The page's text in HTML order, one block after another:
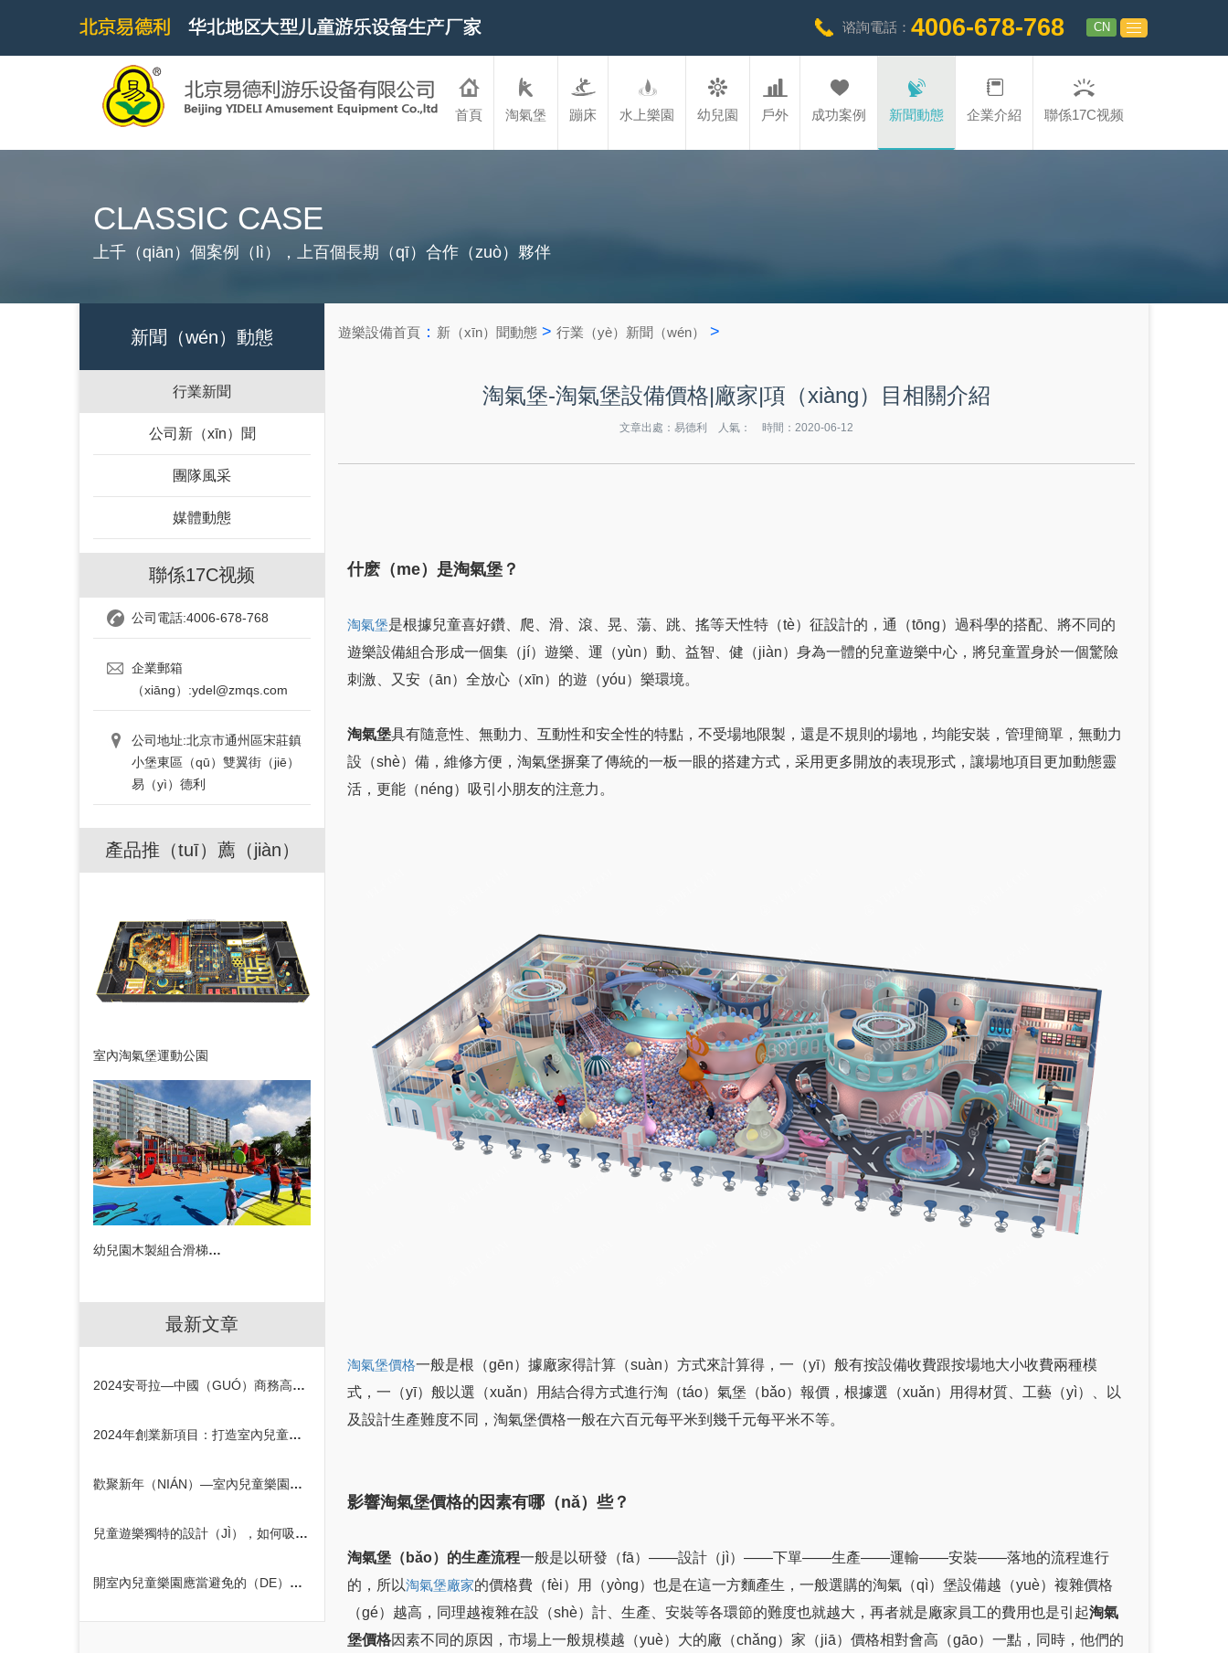
谘詢電話： 4006-678-768 CN
首頁 淘氣堡 蹦床 水上樂園 幼兒園 戶外 成功案例 新聞動態 企業介紹 聯係17C视频
CLASSIC CASE
上千（qiān）個案例（lì），上百個長期（qī）合作（zuò）夥伴
新聞（wén）動態
行業新聞
公司新（xīn）聞
團隊風采
媒體動態
聯係17C视频
公司電話:4006-678-768
企業郵箱
（xiāng）:ydel@zmqs.com
公司地址:北京市通州區宋莊鎮
小堡東區（qū）雙翼街（jiē）
易（yì）德利
產品推（tuī）薦（jiàn）
室內淘氣堡運動公園
幼兒園木製組合滑梯設（SHÈ）備
最新文章
2024安哥拉—中國（GUÓ）商務高（GĀO）峰論（LÙN）壇在京（JĪNG）召開
2024年創業新項目：打造室內兒童樂園的契機
歡聚新年（NIÁN）—室內兒童樂園元旦活動策劃（HUÁ）方案
兒童遊樂獨特的設計（JÌ），如何吸引孩子的（DE）注意力
開室內兒童樂園應當避免的（DE）誤區
遊樂設備首頁 ： 新（xīn）聞動態 > 行業（yè）新聞（wén） >
淘氣堡-淘氣堡設備價格|廠家|項（xiàng）目相關介紹
文章出處：易德利 人氣： 時間：2020-06-12
什麽（me）是淘氣堡？
淘氣堡是根據兒童喜好鑽、爬、滑、滾、晃、蕩、跳、搖等天性特（tè）征設計的，通（tōng）過科學的搭配、將不同的
遊樂設備組合形成一個集（jí）遊樂、運（yùn）動、益智、健（jiàn）身為一體的兒童遊樂中心，將兒童置身於一個驚險
刺激、又安（ān）全放心（xīn）的遊（yóu）樂環境。
淘氣堡具有隨意性、無動力、互動性和安全性的特點，不受場地限製，還是不規則的場地，均能安裝，管理簡單，無動力
設（shè）備，維修方便，淘氣堡摒棄了傳統的一板一眼的搭建方式，采用更多開放的表現形式，讓場地項目更加動態靈
活，更能（néng）吸引小朋友的注意力。
淘氣堡價格一般是根（gēn）據廠家得計算（suàn）方式來計算得，一（yī）般有按設備收費跟按場地大小收費兩種模
式，一（yī）般以選（xuǎn）用結合得方式進行淘（táo）氣堡（bǎo）報價，根據選（xuǎn）用得材質、工藝（yì）、以
及設計生產難度不同，淘氣堡價格一般在六百元每平米到幾千元每平米不等。
影響淘氣堡價格的因素有哪（nǎ）些？
淘氣堡（bǎo）的生產流程一般是以研發（fā）——設計（jì）——下單——生產——運輸——安裝——落地的流程進行
的，所以淘氣堡廠家的價格費（fèi）用（yòng）也是在這一方麵產生，一般選購的淘氣（qì）堡設備越（yuè）複雜價格
（gé）越高，同理越複雜在設（shè）計、生產、安裝等各環節的難度也就越大，再者就是廠家員工的費用也是引起淘氣
堡價格因素不同的原因，市場上一般規模越（yuè）大的廠（chǎng）家（jiā）價格相對會高（gāo）一點，同時，他們的